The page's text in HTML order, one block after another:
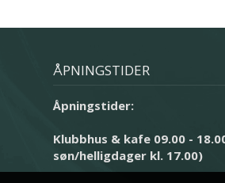
ÅPNINGSTIDER
Åpningstider:
Klubbhus & kafe 09.00 -
søn/helligdager kl. 17.00)